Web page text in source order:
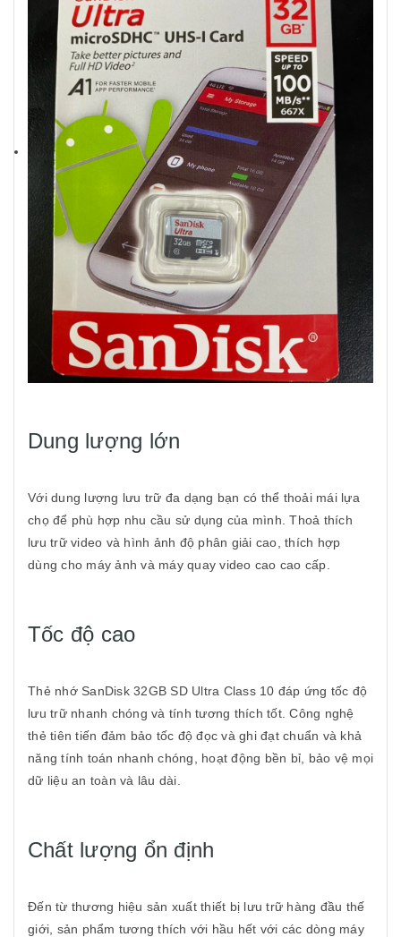
Dung lượng lớn
Với dung lượng lưu trữ đa dạng bạn có thể thoải mái lựa
chọ để phù hợp nhu cầu sử dụng của mình. Thoả thích
lưu trữ video và hình ảnh độ phân giải cao, thích hợp
dùng cho máy ảnh và máy quay video cao cao cấp.
Tốc độ cao
Thẻ nhớ SanDisk 32GB SD Ultra Class 10 đáp ứng tốc độ
lưu trữ nhanh chóng và tính tương thích tốt. Công nghệ
thẻ tiên tiến đảm bảo tốc độ đọc và ghi đạt chuẩn và khả
năng tính toán nhanh chóng, hoạt động bền bỉ, bảo vệ mọi
dữ liệu an toàn và lâu dài.
Chất lượng ổn định
Đến từ thương hiệu sản xuất thiết bị lưu trữ hàng đầu thế
giới, sản phẩm tương thích với hầu hết với các dòng máy